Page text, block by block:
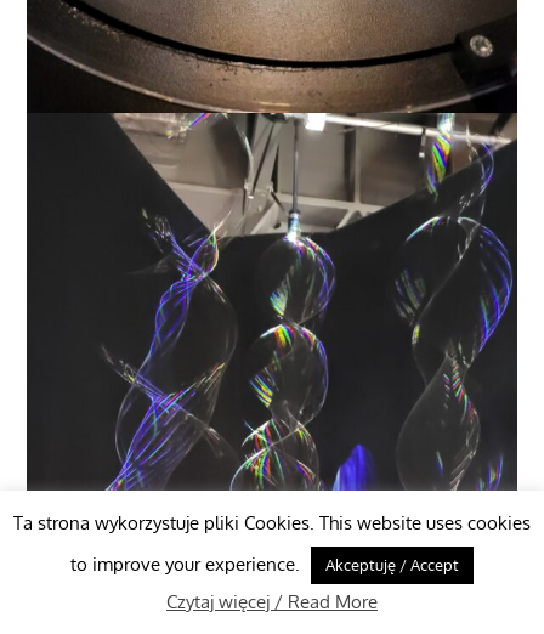
Ta strona wykorzystuje pliki Cookies. This website uses cookies
to improve your experience.
Akceptuję / Accept
Czytaj więcej / Read More